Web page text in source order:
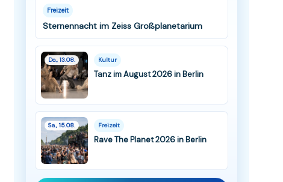
Freizeit
Sternennacht im Zeiss Großplanetarium
Do., 13.08. Kultur
Tanz im August 2026 in Berlin
Sa., 15.08. Freizeit
Rave The Planet 2026 in Berlin